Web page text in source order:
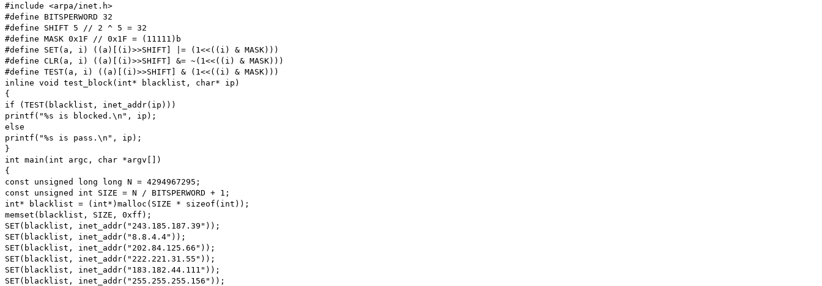
#include <arpa/inet.h>
#define BITSPERWORD 32
#define SHIFT 5 // 2 ^ 5 = 32
#define MASK 0x1F // 0x1F = (11111)b
#define SET(a, i) ((a)[(i)>>SHIFT] |= (1<<((i) & MASK)))
#define CLR(a, i) ((a)[(i)>>SHIFT] &= ~(1<<((i) & MASK)))
#define TEST(a, i) ((a)[(i)>>SHIFT] & (1<<((i) & MASK)))
inline void test_block(int* blacklist, char* ip)
{
if (TEST(blacklist, inet_addr(ip)))
printf("%s is blocked.\n", ip);
else
printf("%s is pass.\n", ip);
}
int main(int argc, char *argv[])
{
const unsigned long long N = 4294967295;
const unsigned int SIZE = N / BITSPERWORD + 1;
int* blacklist = (int*)malloc(SIZE * sizeof(int));
memset(blacklist, SIZE, 0xff);
SET(blacklist, inet_addr("243.185.187.39"));
SET(blacklist, inet_addr("8.8.4.4"));
SET(blacklist, inet_addr("202.84.125.66"));
SET(blacklist, inet_addr("222.221.31.55"));
SET(blacklist, inet_addr("183.182.44.111"));
SET(blacklist, inet_addr("255.255.255.156"));